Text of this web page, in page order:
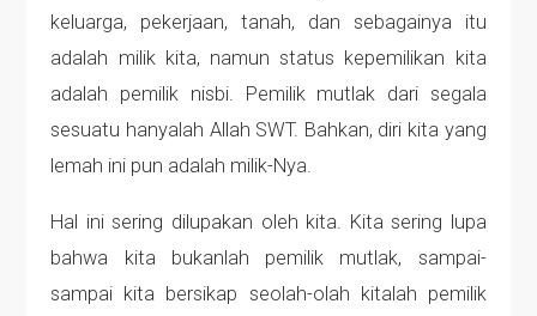
keluarga, pekerjaan, tanah, dan sebagainya itu
adalah milik kita, namun status kepemilikan kita
adalah pemilik nisbi. Pemilik mutlak dari segala
sesuatu hanyalah Allah SWT. Bahkan, diri kita yang
lemah ini pun adalah milik-Nya.
Hal ini sering dilupakan oleh kita. Kita sering lupa
bahwa kita bukanlah pemilik mutlak, sampai-
sampai kita bersikap seolah-olah kitalah pemilik